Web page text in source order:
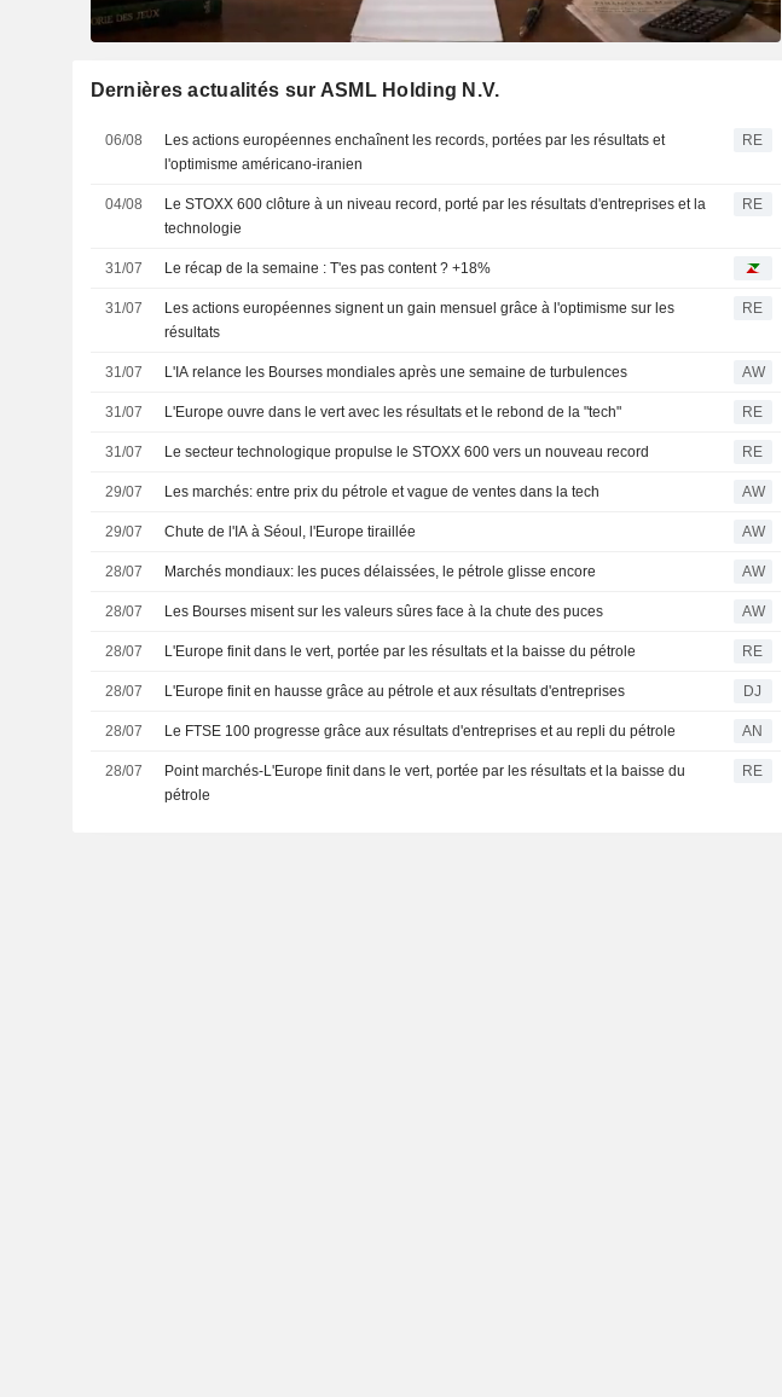
Dernières actualités sur ASML Holding N.V.
06/08
Les actions européennes enchaînent les records, portées par les résultats et
l'optimisme américano-iranien
RE
04/08
Le STOXX 600 clôture à un niveau record, porté par les résultats d'entreprises et la
technologie
RE
31/07 Le récap de la semaine : T'es pas content ? +18%
31/07
Les actions européennes signent un gain mensuel grâce à l'optimisme sur les
résultats
RE
31/07 L'IA relance les Bourses mondiales après une semaine de turbulences AW
31/07 L'Europe ouvre dans le vert avec les résultats et le rebond de la "tech" RE
31/07 Le secteur technologique propulse le STOXX 600 vers un nouveau record RE
29/07 Les marchés: entre prix du pétrole et vague de ventes dans la tech AW
29/07 Chute de l'IA à Séoul, l'Europe tiraillée AW
28/07 Marchés mondiaux: les puces délaissées, le pétrole glisse encore AW
28/07 Les Bourses misent sur les valeurs sûres face à la chute des puces AW
28/07 L'Europe finit dans le vert, portée par les résultats et la baisse du pétrole RE
28/07 L'Europe finit en hausse grâce au pétrole et aux résultats d'entreprises DJ
28/07 Le FTSE 100 progresse grâce aux résultats d'entreprises et au repli du pétrole AN
28/07
Point marchés-L'Europe finit dans le vert, portée par les résultats et la baisse du
pétrole
RE